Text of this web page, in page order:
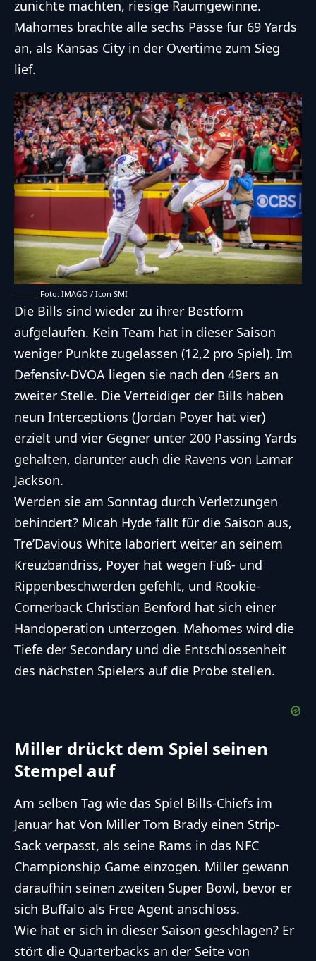
zunichte machten, riesige Raumgewinne.
Mahomes brachte alle sechs Pässe für 69 Yards
an, als Kansas City in der Overtime zum Sieg
lief.
Foto: IMAGO / Icon SMI
Die Bills sind wieder zu ihrer Bestform
aufgelaufen. Kein Team hat in dieser Saison
weniger Punkte zugelassen (12,2 pro Spiel). Im
Defensiv-DVOA liegen sie nach den 49ers an
zweiter Stelle. Die Verteidiger der Bills haben
neun Interceptions (Jordan Poyer hat vier)
erzielt und vier Gegner unter 200 Passing Yards
gehalten, darunter auch die Ravens von Lamar
Jackson.
Werden sie am Sonntag durch Verletzungen
behindert? Micah Hyde fällt für die Saison aus,
Tre’Davious White laboriert weiter an seinem
Kreuzbandriss, Poyer hat wegen Fuß- und
Rippenbeschwerden gefehlt, und Rookie-
Cornerback Christian Benford hat sich einer
Handoperation unterzogen. Mahomes wird die
Tiefe der Secondary und die Entschlossenheit
des nächsten Spielers auf die Probe stellen.
Miller drückt dem Spiel seinen
Stempel auf
Am selben Tag wie das Spiel Bills-Chiefs im
Januar hat Von Miller Tom Brady einen Strip-
Sack verpasst, als seine Rams in das NFC
Championship Game einzogen. Miller gewann
daraufhin seinen zweiten Super Bowl, bevor er
sich Buffalo als Free Agent anschloss.
Wie hat er sich in dieser Saison geschlagen? Er
stört die Quarterbacks an der Seite von